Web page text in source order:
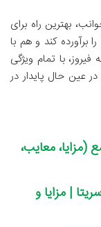
بهترین راه برای
برآورده کند و هم با
با تمام ویژگی
عین حال پایدار در
معایب،
| مزایا و